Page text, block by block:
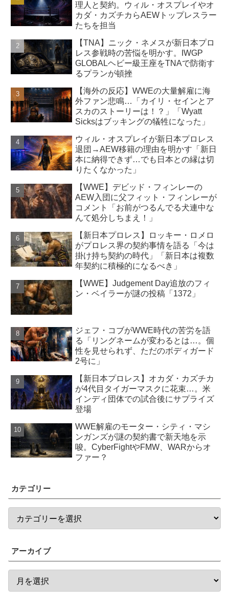
理人と契約。ウィル・オスプレイやオ
カダ・カズチカらAEWトップレスラー
たちを担当
【TNA】ニック・ネメスが新日本プロ
レス参戦時の苦悩を明かす。IWGP
GLOBALヘビー級王座をTNAで防衛す
るプランが頓挫
【海外の反応】WWEの大量解雇に海
外ファン悲鳴…「カイリ・セインとア
スカのストーリーは！？」「Wyatt
Sicksはブッキングの犠牲になった」
ウィル・オスプレイが新日本プロレス
退団→AEW移籍の理由を明かす「新日
本に納得できず…でも日本との縁は切
りたくなかった」
【WWE】デビッド・フィンレーの
AEW入団に父フィット・フィンレーが
コメント「お前がつるんでる犬連中な
んて処分しちまえ！」
【新日本プロレス】ロッキー・ロメロ
がプロレス界の契約事情を語る「今は
掛け持ち契約の時代」「新日本は複数
年契約に積極的になるべき」
【WWE】Judgement Day追放のフィ
ン・ベイラーが謎の投稿「1372」
ジェフ・コブがWWE時代の苦労を語
る「リングネームが変わるとは…。個
性を見せられず、ただのボディガード
2号に」
【新日本プロレス】オカダ・カズチカ
が4代目タイガーマスクに花束…。米
インディ団体での試合後にサプライズ
登場
WWE解雇のモーター・シティ・マシ
ンガンズが謎の契約書で新天地を示
唆。CyberFightやFMW、WARからオ
ファー？
カテゴリー
アーカイブ